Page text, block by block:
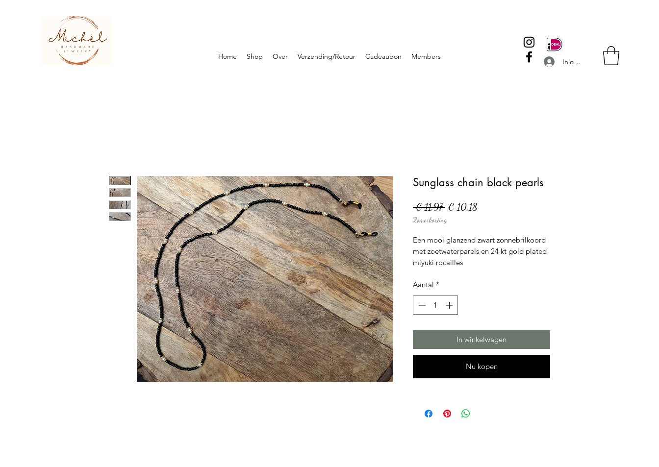
Home Shop Over Verzending/Retour Cadeaubon Members
Inloggen
Sunglass chain black pearls
€ 11,97 Normale
prijs
€ 10,18
Zomerkorting
Een mooi glanzend zwart zonnebrilkoord
met zoetwaterparels en 24 kt gold plated
miyuki rocailles
Aantal *
In winkelwagen
Nu kopen